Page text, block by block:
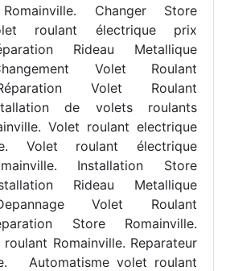
Changer Store
roulant électrique prix
Rideau Metallique
Volet Roulant
Volet Roulant
de volets roulants
Volet roulant electrique
Volet roulant électrique
Installation Store
Rideau Metallique
Volet Roulant
Store Romainville.
Romainville. Reparateur
Automatisme volet roulant